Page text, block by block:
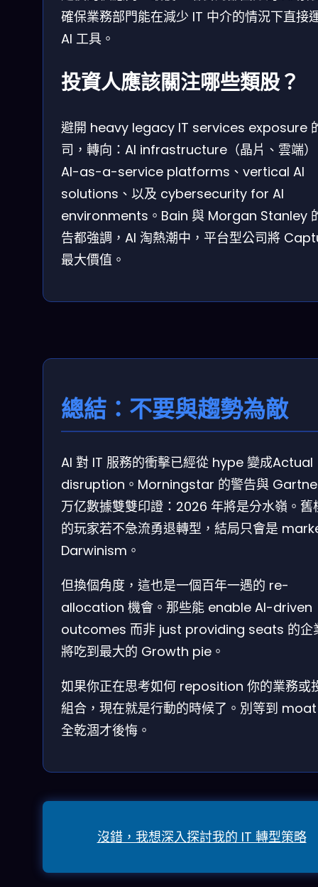
確保業務部門能在減少 IT 中介的情況下直接
AI 工具。
投資人應該關注哪些類股？
避開 heavy legacy IT services exposure
司，轉向：AI infrastructure（晶片、雲端
AI-as-a-service platforms、vertical AI
solutions、以及 cybersecurity for AI
environments。Bain 與 Morgan Stanley
告都強調，AI 淘熱潮中，平台型公司將
最大價值。
總結：不要與趨勢為敵
AI 對 IT 服務的衝擊已經從 hype 變成Actual
disruption。Morningstar 的警告與
万亿數據雙雙印證：2026 年將是分水嶺。舊
的玩家若不急流勇退轉型，結局只會是
Darwinism。
但換個角度，這也是一個百年一遇的 re-
allocation 機會。那些能 enable AI-driven
outcomes 而非 just providing seats 的企
將吃到最大的 Growth pie。
如果你正在思考如何 reposition 你的業務或
組合，現在就是行動的時候了。別等到
全乾涸才後悔。
沒錯，我想深入探討我的 IT 轉型策略